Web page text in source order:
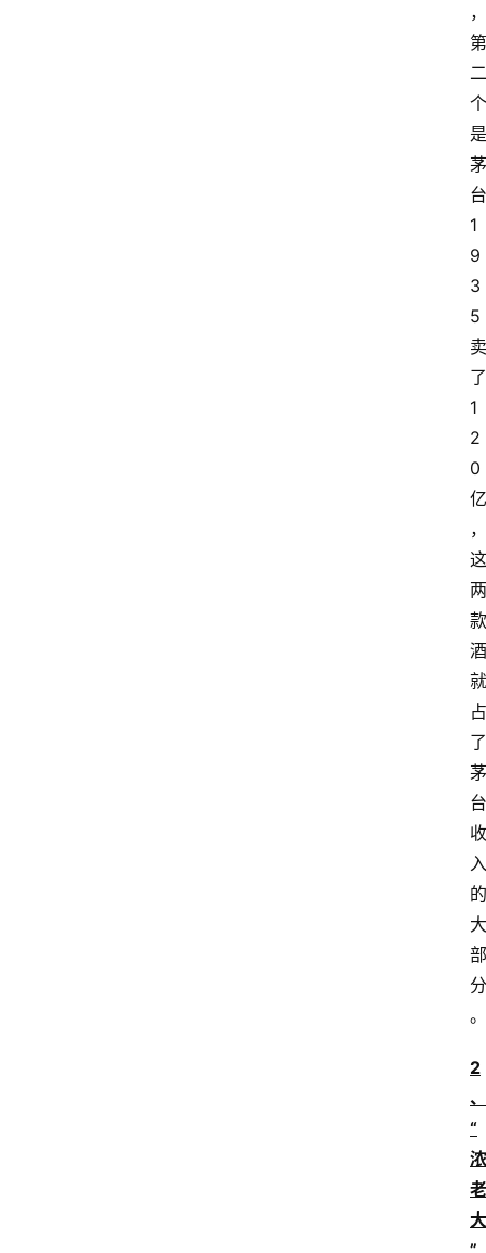
，
第
二
个
是
茅
台
1
9
3
5
卖
了
1
2
0
亿
，
这
两
款
酒
就
占
了
茅
台
收
入
的
大
部
分
。
2
、
“
浓
老
大